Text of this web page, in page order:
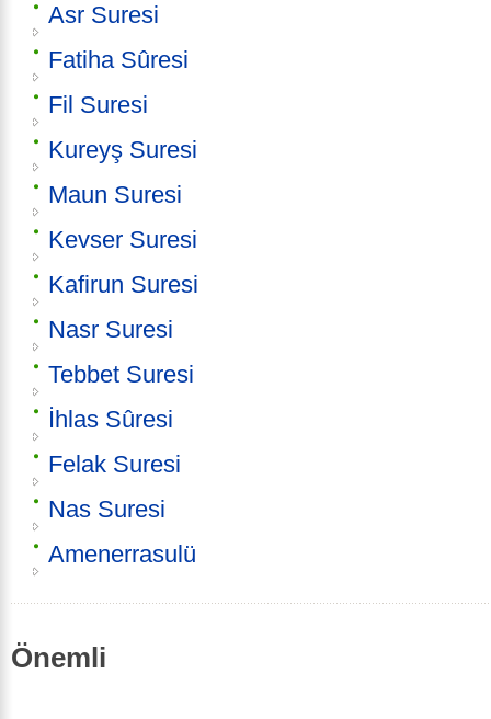
Asr Suresi
Fatiha Sûresi
Fil Suresi
Kureyş Suresi
Maun Suresi
Kevser Suresi
Kafirun Suresi
Nasr Suresi
Tebbet Suresi
İhlas Sûresi
Felak Suresi
Nas Suresi
Amenerrasulü
Önemli